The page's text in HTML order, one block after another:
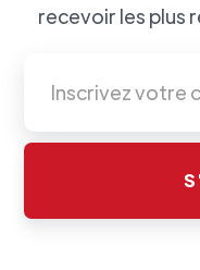
recevoir les plus